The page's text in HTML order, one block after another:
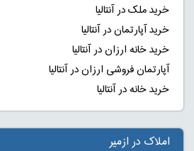
خرید ملک در آنتالیا
خرید آپارتمان در آنتالیا
خرید خانه ارزان در آنتالیا
آپارتمان فروشی ارزان در آنتالیا
خرید خانه در آنتالیا
املاک در ازمیر